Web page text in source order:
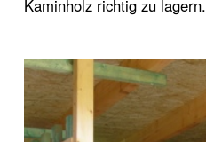
Kaminholz richtig zu lagern.